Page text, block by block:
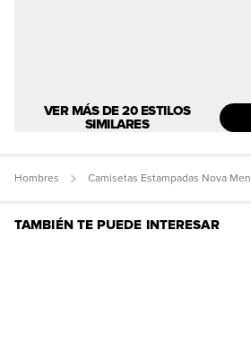
VER MÁS DE 20 ESTILOS
SIMILARES
Hombres Camisetas Estampadas Nova Men
TAMBIÉN TE PUEDE INTERESAR